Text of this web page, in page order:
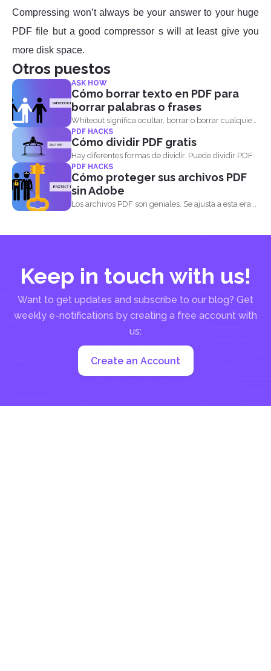
Compressing won’t always be your answer to your huge
PDF file but a good compressor s will at least give you
more disk space.
Otros puestos
ASK HOW
Cómo borrar texto en PDF para
borrar palabras o frases
Whiteout significa ocultar, borrar o borrar cualquier
información de...
PDF HACKS
Cómo dividir PDF gratis
Hay diferentes formas de dividir. Puede dividir PDF
por p...
PDF HACKS
Cómo proteger sus archivos PDF
sin Adobe
Los archivos PDF son geniales. Se ajusta a esta era...
Keep in touch with us!
Want to get updates and subscribe to our blog? Get
weekly e-notifications by creating a free account with
us:
Create an Account